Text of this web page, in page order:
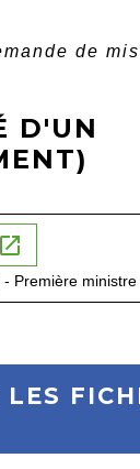
de
D'UN
open_in_new
Première ministre